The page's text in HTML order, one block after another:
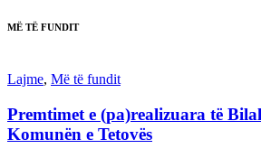
MË TË FUNDIT
Lajme, Më të fundit
Premtimet e (pa)realizuara të
Komunën e Tetovës